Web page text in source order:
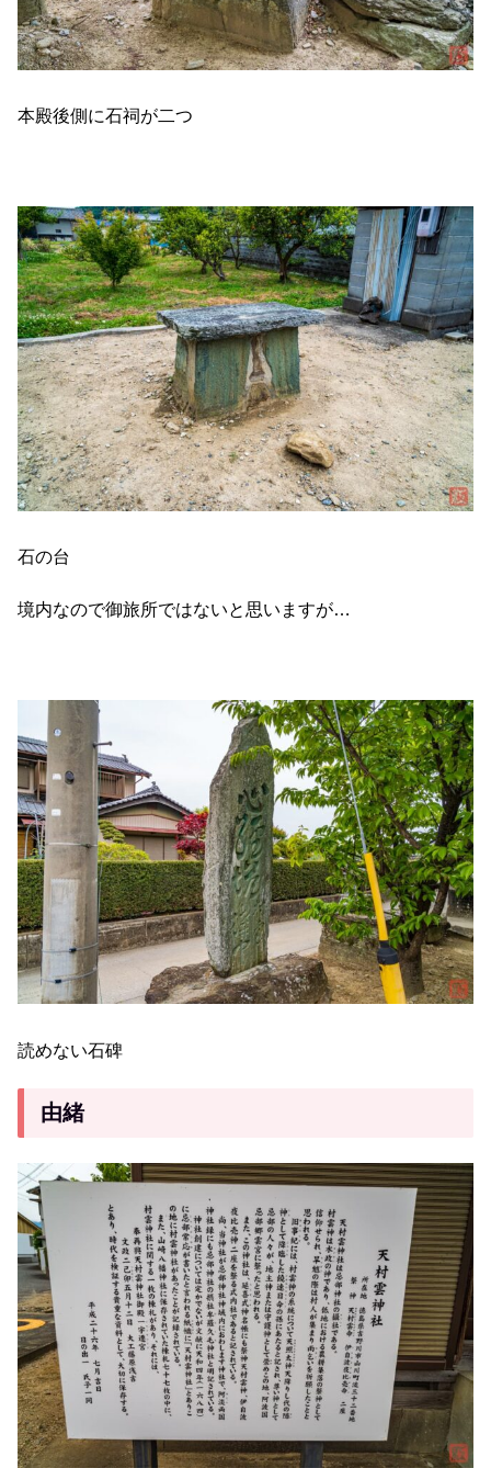
本殿後側に石祠が二つ
石の台
境内なので御旅所ではないと思いますが…
読めない石碑
由緒